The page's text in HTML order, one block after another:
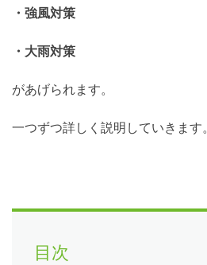
・強風対策
・大雨対策
があげられます。
一つずつ詳しく説明していきます。
目次